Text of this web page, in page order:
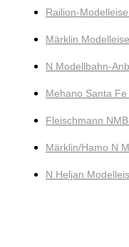
Railion-
Märklin
N Modellbahn-
Mehano Santa
Fleischmann
Märklin/Hamo N
N Heljan